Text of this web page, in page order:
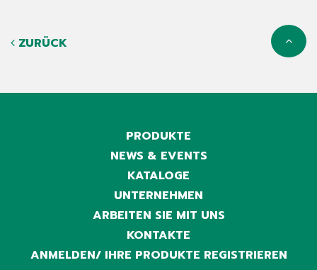
ZURÜCK
PRODUKTE
NEWS & EVENTS
KATALOGE
UNTERNEHMEN
ARBEITEN SIE MIT UNS
KONTAKTE
ANMELDEN/ IHRE PRODUKTE REGISTRIEREN